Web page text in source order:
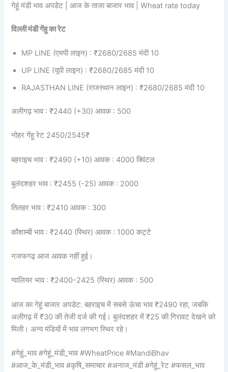
गेहूं मंडी भाव अपडेट | आज के ताजा बाजार भाव | Wheat rate today
दिल्ली मंडी गेंहू का रेट
MP LINE (एमपी लाइन) : ₹2680/2685 मंदी 10
UP LINE (यूपी लाइन) : ₹2680/2685 मंदी 10
RAJASTHAN LINE (राजस्थान लाइन) : ₹2680/2685 मंदी 10
अलीगढ़ भाव : ₹2440 (+30) आवक : 500
नोहर गेंहू रेट 2450/2545₹
बहराइच भाव : ₹2490 (+10) आवक : 4000 क्विंटल
बुलंदशहर भाव : ₹2455 (-25) आवक : 2000
तिलहर भाव : ₹2410 आवक : 300
कौशाम्बी भाव : ₹2440 (स्थिर) आवक : 1000 कट्टे
नजफगढ़ आज आवक नहीं हुई।
ग्वालियर भाव : ₹2400-2425 (स्थिर) आवक : 500
आज का गेहूं बाजार अपडेट: बहराइच में सबसे ऊंचा भाव ₹2490 रहा, जबकि
अलीगढ़ में ₹30 की तेजी दर्ज की गई। बुलंदशहर में ₹25 की गिरावट देखने को
मिली। अन्य मंडियों में भाव लगभग स्थिर रहे।
#गेहूं_भाव #गेहूं_मंडी_भाव #WheatPrice #MandiBhav
#आज_के_मंडी_भाव #कृषि_समाचार #अनाज_मंडी #गेहूं_रेट #फसल_भाव